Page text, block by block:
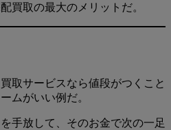
買取の最大のメリットだ。
取サービスなら値段がつくこと
ムがいい例だ。
手放して、そのお金で次の一足